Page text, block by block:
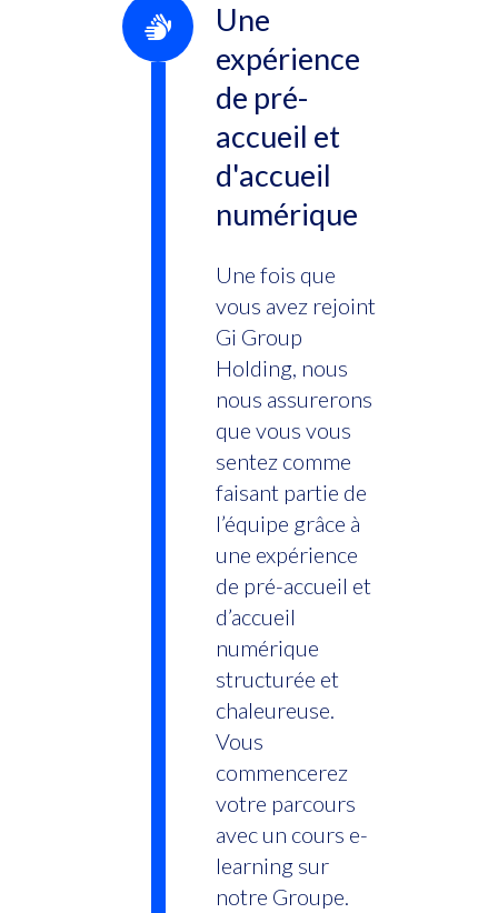
Une
expérience
de pré-
accueil et
d'accueil
numérique
Une fois que
vous avez rejoint
Gi Group
Holding, nous
nous assurerons
que vous vous
sentez comme
faisant partie de
l’équipe grâce à
une expérience
de pré-accueil et
d’accueil
numérique
structurée et
chaleureuse.
Vous
commencerez
votre parcours
avec un cours e-
learning sur
notre Groupe.